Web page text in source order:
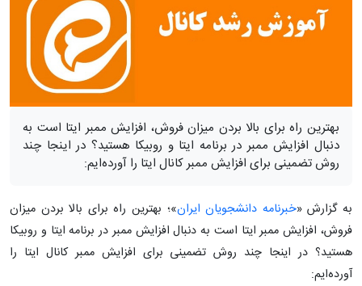
بهترین راه برای بالا بردن میزان فروش، افزایش ممبر ایتا است به
دنبال افزایش ممبر در برنامه ایتا و روبیکا هستید؟ در اینجا چند
روش تضمینی برای افزایش ممبر کانال ایتا را آورده‌ایم:
به گزارش «خبرنامه دانشجویان ایران»؛ بهترین راه برای بالا بردن میزان
فروش، افزایش ممبر ایتا است به دنبال افزایش ممبر در برنامه ایتا و روبیکا
هستید؟ در اینجا چند روش تضمینی برای افزایش ممبر کانال ایتا را
آورده‌ایم: